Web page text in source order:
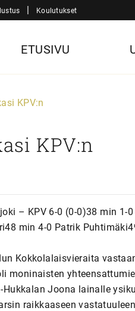
| Koulutukset
ETUSIVU
KPV:n
KPV:n
– KPV 6-0 (0-0)38 min 1-
min 4-0 Patrik
Kokkolalaisvieraita
moninaisten
Joona lainalle
raikkaaseen